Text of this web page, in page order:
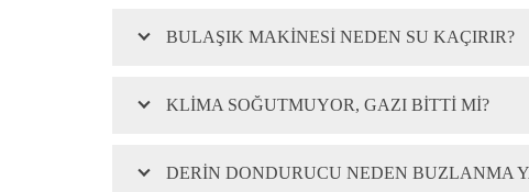
BULAŞIK MAKINESI NEDEN SU KAÇIRIR?
KLIMA SOĞUTMUYOR, GAZI BITTI MI?
DERIN DONDURUCU NEDEN BUZLANMA